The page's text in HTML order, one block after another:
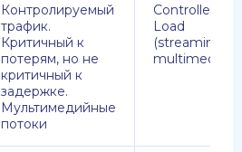
Контролируемый
трафик.
Критичный к
потерям, но не
критичный к
задержке.
Мультимедийные
потоки
Controlled
Load
(streaming
multimedia)